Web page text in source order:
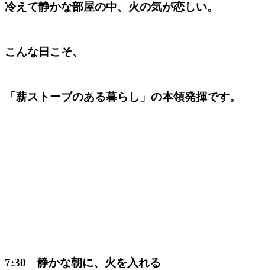
冷えて静かな部屋の中、火の気が恋しい。
こんな日こそ、
「薪ストーブのある暮らし」の本領発揮です。
7:30 静かな朝に、火を入れる